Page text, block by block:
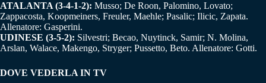
ATALANTA (3-4-1-2): Musso; De Roon, Palomino, Lovato;
Zappacosta, Koopmeiners, Freuler, Maehle; Pasalic; Ilicic, Zapata.
Allenatore: Gasperini.
UDINESE (3-5-2): Silvestri; Becao, Nuytinck, Samir; N. Molina,
Arslan, Walace, Makengo, Stryger; Pussetto, Beto. Allenatore: Gotti.
DOVE VEDERLA IN TV